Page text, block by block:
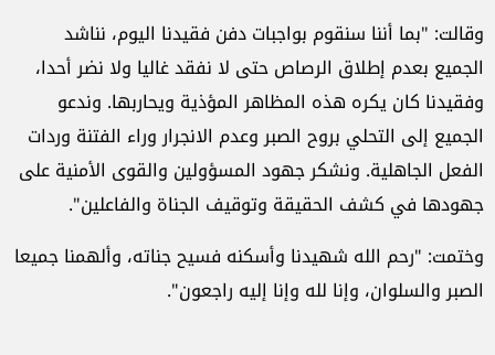
وقالت: "بما أننا سنقوم بواجبات دفن فقيدنا اليوم، نناشد
الجميع بعدم إطلاق الرصاص حتى لا نفقد غاليا ولا نضر أحدا،
وفقيدنا كان يكره هذه المظاهر المؤذية ويحاربها. وندعو
الجميع إلى التحلي بروح الصبر وعدم الانجرار وراء الفتنة وردات
الفعل الجاهلية. ونشكر جهود المسؤولين والقوى الأمنية على
جهودها في كشف الحقيقة وتوقيف الجناة والفاعلين".
وختمت: "رحم الله شهيدنا وأسكنه فسيح جناته، وألهمنا جميعا
الصبر والسلوان، وإنا لله وإنا إليه راجعون".